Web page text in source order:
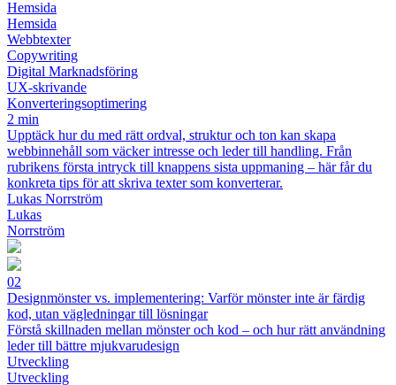
Hemsida
Hemsida
Webbtexter
Copywriting
Digital Marknadsföring
UX-skrivande
Konverteringsoptimering
2 min
Upptäck hur du med rätt ordval, struktur och ton kan skapa
webbinnehåll som väcker intresse och leder till handling. Från
rubrikens första intryck till knappens sista uppmaning – här får du
konkreta tips för att skriva texter som konverterar.
Lukas Norrström
Lukas
Norrström
02
Designmönster vs. implementering: Varför mönster inte är färdig
kod, utan vägledningar till lösningar
Förstå skillnaden mellan mönster och kod – och hur rätt användning
leder till bättre mjukvarudesign
Utveckling
Utveckling